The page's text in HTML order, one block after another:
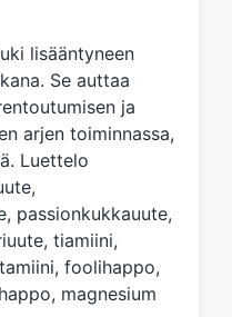
lisääntyneen
Se auttaa
ja
arjen toiminnassa,
Luettelo
passionkukkauute,
tiamiini,
foolihappo,
magnesium